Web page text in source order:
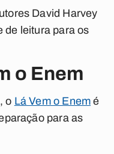
David Harvey
de leitura para os
o Enem
o Lá Vem o Enem é
para as